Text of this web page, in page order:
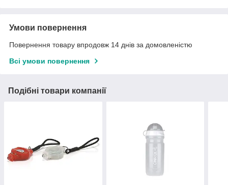
Умови повернення
Повернення товару впродовж 14 днів за домовленістю
Всі умови повернення
Подібні товари компанії